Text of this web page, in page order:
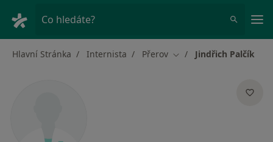
Co hledáte?
Hlavní Stránka Internista Přerov Změna města
Jindřich Palčík